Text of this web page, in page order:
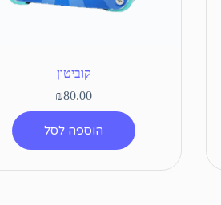
קוביטון
₪80.00
הוספה לסל